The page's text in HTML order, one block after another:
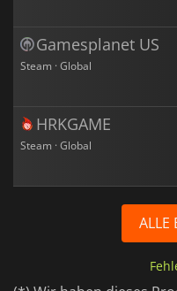
Gamesplanet US
Steam · Global
HRKGAME
Steam · Global
ALLE